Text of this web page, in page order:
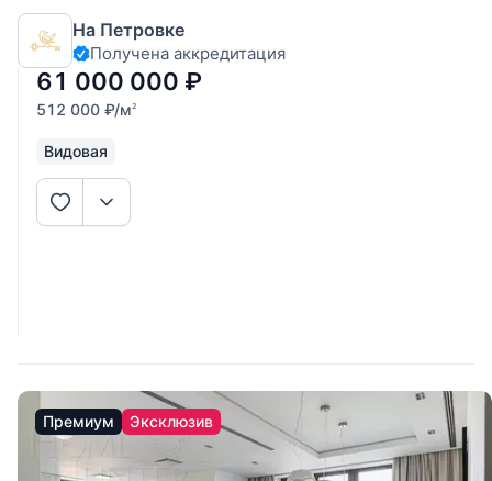
Изысканная квартира 120 квадратных метров с
дизайнерским ремонтом из материалов премиум класса
предлагает вам комфорт в каждой детали. -
На Петровке
Получена аккредитация
61 000 000 ₽
512 000 ₽/м2
Видовая
Премиум Эксклюзив